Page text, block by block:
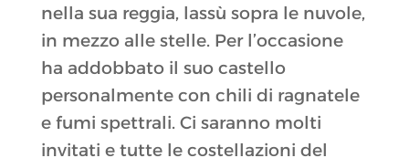
nella sua reggia, lassù sopra le nuvole,
in mezzo alle stelle. Per l’occasione
ha addobbato il suo castello
personalmente con chili di ragnatele
e fumi spettrali. Ci saranno molti
invitati e tutte le costellazioni del